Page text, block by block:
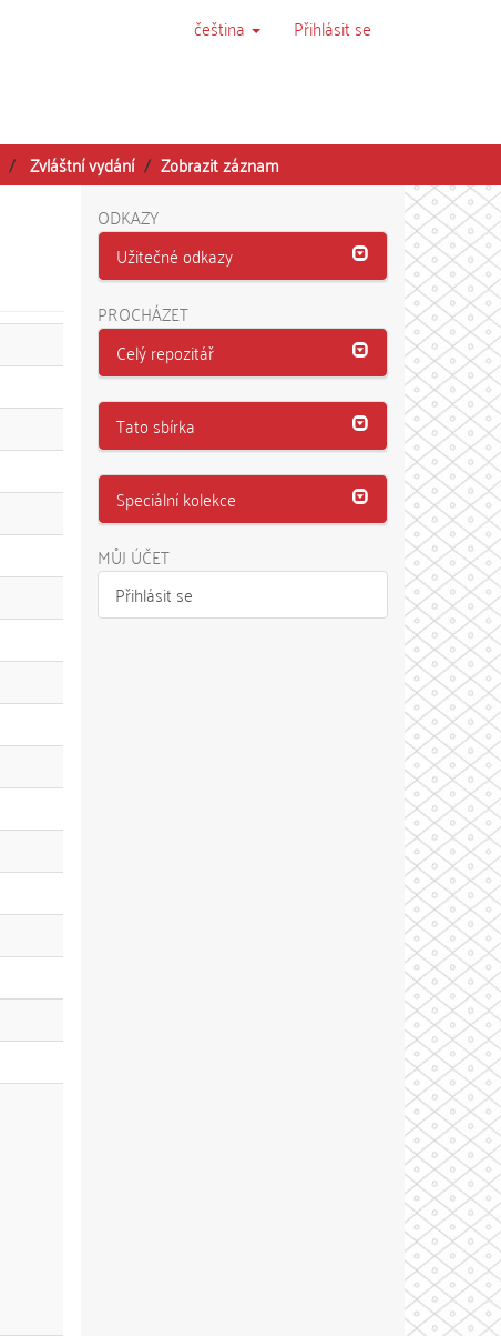
čeština Přihlásit se
Zvláštní vydání
Zobrazit záznam
ODKAZY
Užitečné odkazy
PROCHÁZET
Celý repozitář
Tato sbírka
Speciální kolekce
MŮJ ÚČET
Přihlásit se